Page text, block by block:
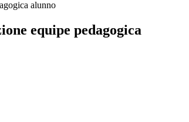
alunno
equipe pedagogica